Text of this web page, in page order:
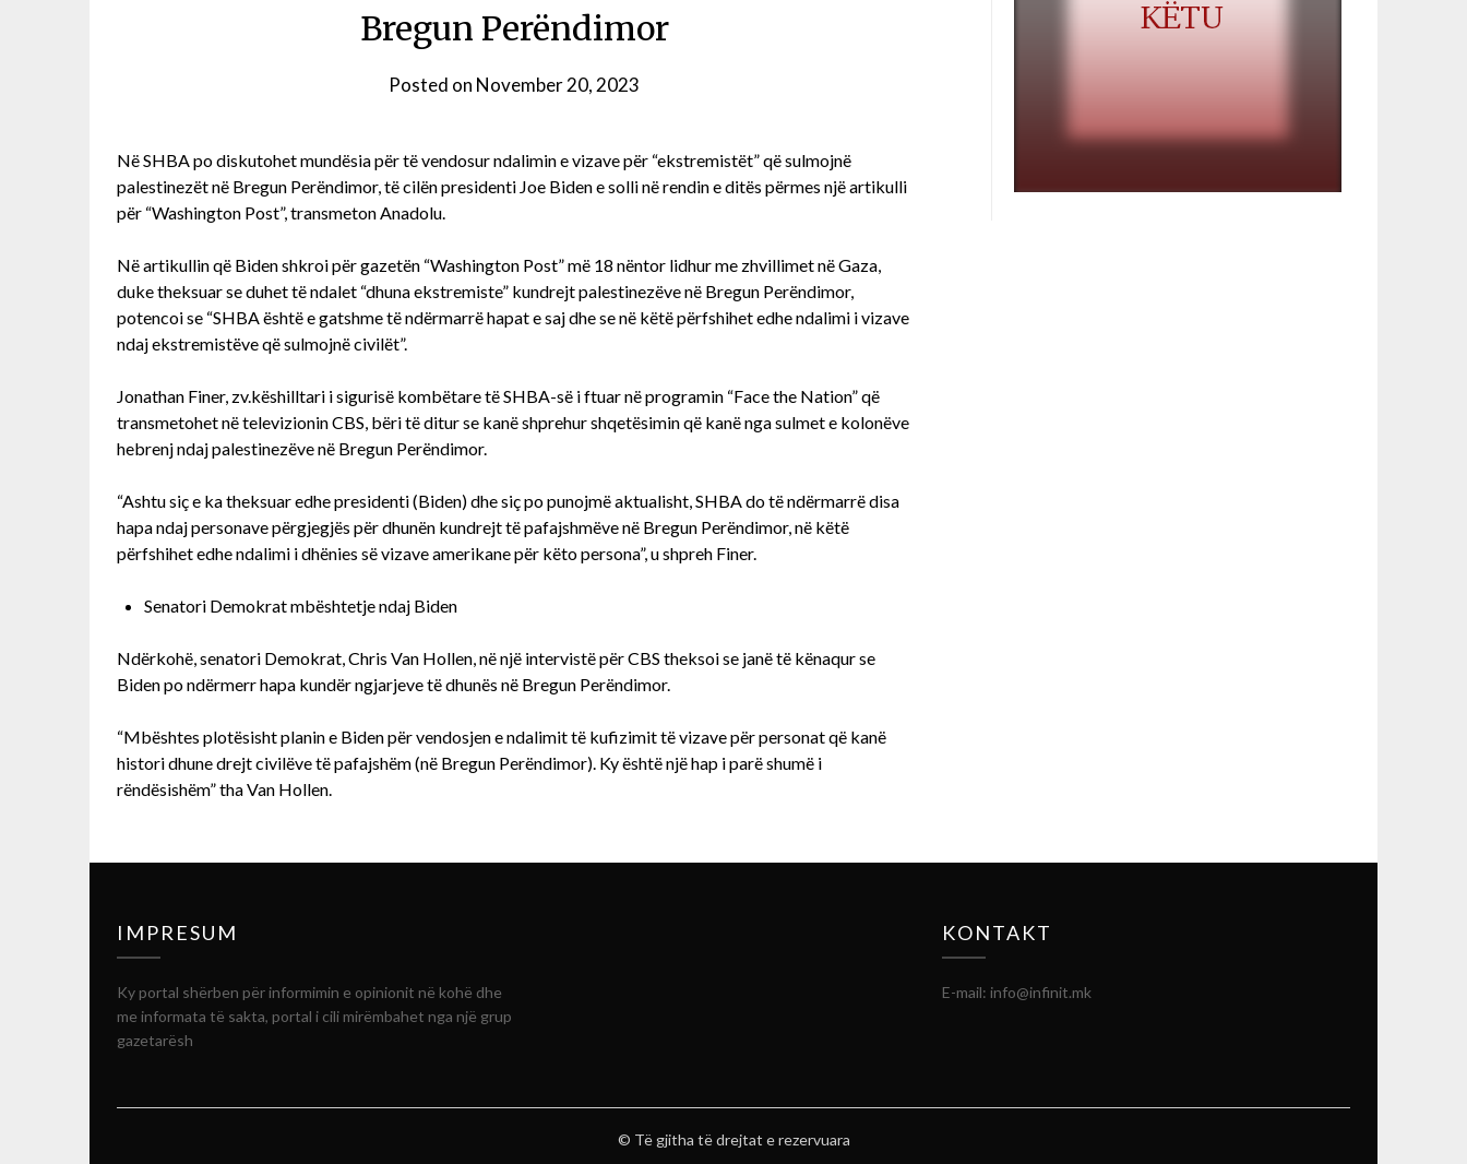
Bregun Perëndimor
Posted on November 20, 2023
Në SHBA po diskutohet mundësia për të vendosur ndalimin e vizave për “ekstremistët” që sulmojnë
palestinezët në Bregun Perëndimor, të cilën presidenti Joe Biden e solli në rendin e ditës përmes një artikulli
për “Washington Post”, transmeton Anadolu.
Në artikullin që Biden shkroi për gazetën “Washington Post” më 18 nëntor lidhur me zhvillimet në Gaza,
duke theksuar se duhet të ndalet “dhuna ekstremiste” kundrejt palestinezëve në Bregun Perëndimor,
potencoi se “SHBA është e gatshme të ndërmarrë hapat e saj dhe se në këtë përfshihet edhe ndalimi i vizave
ndaj ekstremistëve që sulmojnë civilët”.
Jonathan Finer, zv.këshilltari i sigurisë kombëtare të SHBA-së i ftuar në programin “Face the Nation” që
transmetohet në televizionin CBS, bëri të ditur se kanë shprehur shqetësimin që kanë nga sulmet e kolonëve
hebrenj ndaj palestinezëve në Bregun Perëndimor.
“Ashtu siç e ka theksuar edhe presidenti (Biden) dhe siç po punojmë aktualisht, SHBA do të ndërmarrë disa
hapa ndaj personave përgjegjës për dhunën kundrejt të pafajshmëve në Bregun Perëndimor, në këtë
përfshihet edhe ndalimi i dhënies së vizave amerikane për këto persona”, u shpreh Finer.
Senatori Demokrat mbështetje ndaj Biden
Ndërkohë, senatori Demokrat, Chris Van Hollen, në një intervistë për CBS theksoi se janë të kënaqur se
Biden po ndërmerr hapa kundër ngjarjeve të dhunës në Bregun Perëndimor.
“Mbështes plotësisht planin e Biden për vendosjen e ndalimit të kufizimit të vizave për personat që kanë
histori dhune drejt civilëve të pafajshëm (në Bregun Perëndimor). Ky është një hap i parë shumë i
rëndësishëm” tha Van Hollen.
IMPRESUM
Ky portal shërben për informimin e opinionit në kohë dhe
me informata të sakta, portal i cili mirëmbahet nga një grup
gazetarësh
KONTAKT
E-mail: info@infinit.mk
© Të gjitha të drejtat e rezervuara